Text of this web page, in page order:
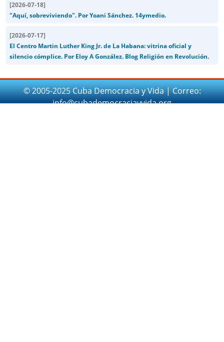
[2026-07-18]
"Aquí, sobreviviendo". Por Yoani Sánchez. 14ymedio.
[2026-07-17]
El Centro Martin Luther King Jr. de La Habana: vitrina oficial y
silencio cómplice. Por Eloy A González. Blog Religión en Revolución.
© 2005-2025 Cuba Democracia y Vida | Correo:
info@cubademocraciayvida.org